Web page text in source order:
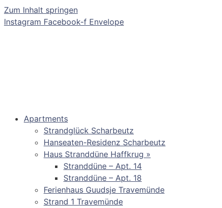
Zum Inhalt springen
Instagram Facebook-f Envelope
Apartments
Strandglück Scharbeutz
Hanseaten-Residenz Scharbeutz
Haus Stranddüne Haffkrug »
Stranddüne – Apt. 14
Stranddüne – Apt. 18
Ferienhaus Guudsje Travemünde
Strand 1 Travemünde